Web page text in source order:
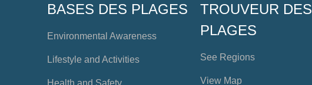
BASES DES PLAGES
Environmental Awareness
Lifestyle and Activities
Health and Safety
TROUVEUR DES
PLAGES
See Regions
View Map